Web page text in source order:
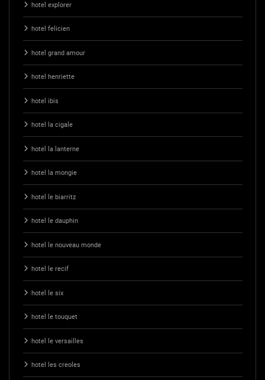
hotel explorer
hotel felicien
hotel grand amour
hotel henriette
hotel ibis
hotel la cigale
hotel la lanterne
hotel la mongie
hotel le biarritz
hotel le dauphin
hotel le nouveau monde
hotel le recif
hotel le six
hotel le touquet
hotel le versailles
hotel les creoles